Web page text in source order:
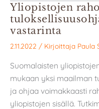
Yliopistojen
vastarinta
2.11.2022 / Kirjoittaja Paula
Suomalaisten
mukaan yksi maailman
ja ohjaa voimakkaasti
yliopistojen sisällä.